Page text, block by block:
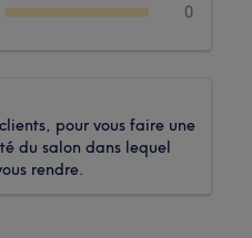
0
pour vous faire une
du salon dans lequel
rendre.